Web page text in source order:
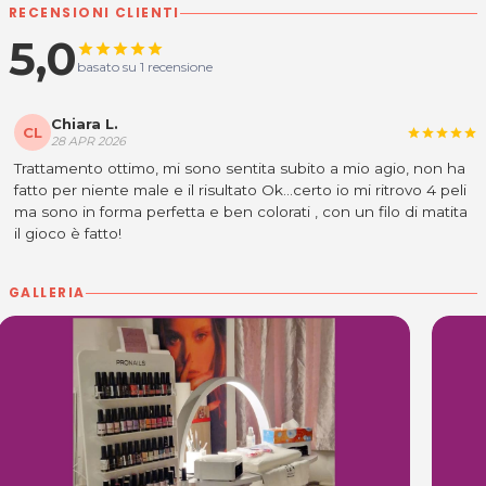
RECENSIONI CLIENTI
5,0starstarstarstarstar
basato su 1 recensione
CL Chiara L.
28 APR 2026
starstarstarstarstar
Trattamento ottimo, mi sono sentita subito a mio agio, non ha
fatto per niente male e il risultato Ok...certo io mi ritrovo 4 peli
ma sono in forma perfetta e ben colorati , con un filo di matita
il gioco è fatto!
GALLERIA